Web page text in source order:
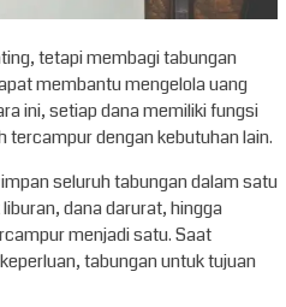
tetapi membagi tabungan
membantu mengelola uang
ini, setiap dana memiliki fungsi
tercampur dengan kebutuhan lain.
seluruh tabungan dalam satu
dana darurat, hingga
menjadi satu. Saat
tabungan untuk tujuan